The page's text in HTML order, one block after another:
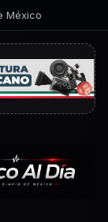
México